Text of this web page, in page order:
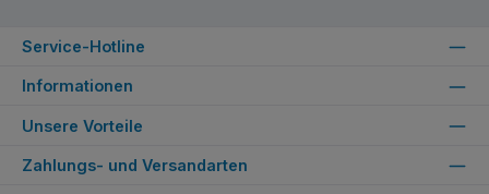
Service-Hotline
Informationen
Unsere Vorteile
Zahlungs- und Versandarten